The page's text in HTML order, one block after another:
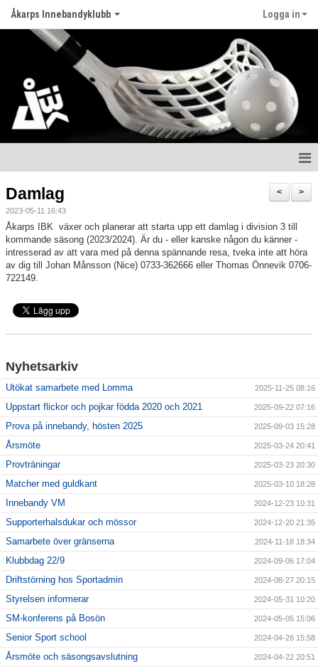
Åkarps Innebandyklubb Logga in
Nyheter
Om klubben
Matcher
Kontakt
Kalender
Dokument
Klubbshop
>
<
Damlag
2023-05-11 16:43
Åkarps IBK växer och planerar att starta upp ett damlag i division 3 till
kommande säsong (2023/2024). Är du - eller kanske någon du känner -
intresserad av att vara med på denna spännande resa, tveka inte att höra
av dig till Johan Månsson (Nice) 0733-362666 eller Thomas Önnevik 0706-
722149.
Nyhetsarkiv
Utökat samarbete med Lomma 2025-11-25 08:16
Uppstart flickor och pojkar födda 2020 och 2021 2025-09-22 07:16
Prova på innebandy, hösten 2025 2025-09-03 15:28
Årsmöte 2025-03-24 20:41
Provträningar 2025-03-23 20:30
Matcher med guldkant 2025-03-10 18:28
Innebandy VM 2024-12-23 10:31
Supporterhalsdukar och mössor 2024-12-20 21:35
Samarbete över gränserna 2024-11-18 18:34
Klubbdag 22/9 2024-09-06 17:04
Driftstörning hos Sportadmin 2024-08-27 20:15
Styrelsen informerar 2024-05-31 10:20
SM-konferens på Bosön 2024-05-05 15:06
Senior Sport school 2024-04-26 15:58
Årsmöte och säsongsavslutning 2024-04-22 20:51